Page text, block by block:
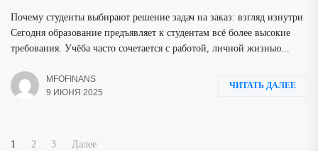
Почему студенты выбирают решение задач на заказ: взгляд изнутри
Сегодня образование предъявляет к студентам всё более высокие
требования. Учёба часто сочетается с работой, личной жизнью...
MFOFINANS
9 ИЮНЯ 2025
ЧИТАТЬ ДАЛЕЕ
Пагинация
1 2 3 Далее